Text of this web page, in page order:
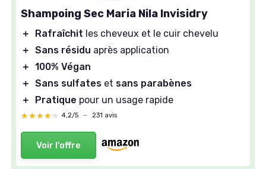
Shampoing Sec Maria Nila Invisidry
＋ Rafraîchit les cheveux et le cuir chevelu
＋ Sans résidu après application
＋ 100% Végan
＋ Sans sulfates et sans parabènes
＋
Pratique pour un usage rapide
★★★★★
★★★★★ 4,2/5 — 231 avis
Voir l'offre